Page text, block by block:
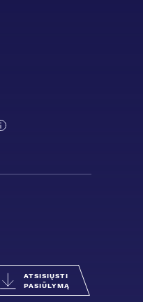
ATSISIŲSTI
PASIŪLYMĄ